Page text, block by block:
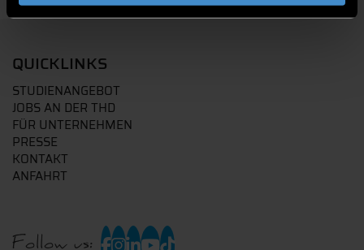
QUICKLINKS
STUDIENANGEBOT
JOBS AN DER THD
FÜR UNTERNEHMEN
PRESSE
KONTAKT
ANFAHRT
Follow us: